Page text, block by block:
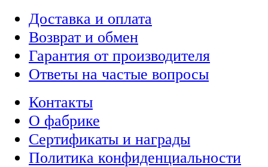
Доставка и оплата
Возврат и обмен
Гарантия от производителя
Ответы на частые вопросы
Контакты
О фабрике
Сертификаты и награды
Политика конфиденциальности